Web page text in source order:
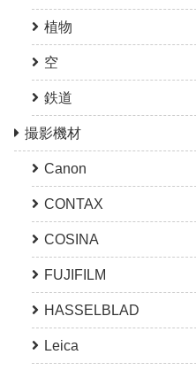
植物
空
鉄道
撮影機材
Canon
CONTAX
COSINA
FUJIFILM
HASSELBLAD
Leica